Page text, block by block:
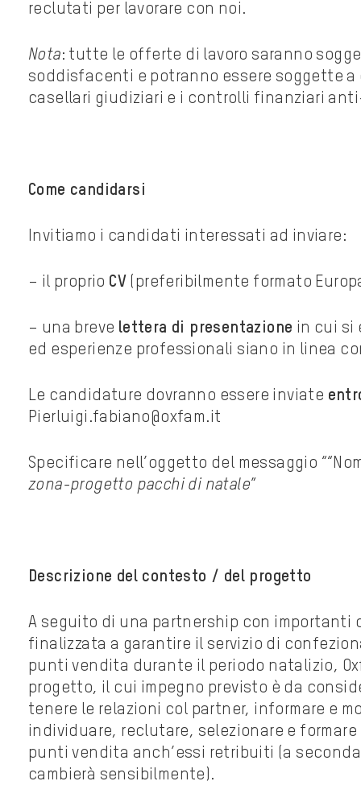
reclutati per lavorare con noi.
Nota: tutte le offerte di lavoro saranno
soddisfacenti e potranno essere soggette
casellari giudiziari e i controlli finanziari
Come candidarsi
Invitiamo i candidati interessati ad inviare:
– il proprio CV (preferibilmente formato
– una breve lettera di presentazione in cui si
ed esperienze professionali siano in linea
Le candidature dovranno essere inviate
Pierluigi.fabiano@oxfam.it
Specificare nell’oggetto del messaggio
zona-progetto pacchi di natale”
Descrizione del contesto / del progetto
A seguito di una partnership con importanti
finalizzata a garantire il servizio di
punti vendita durante il periodo natalizio,
progetto, il cui impegno previsto è da
tenere le relazioni col partner, informare e
individuare, reclutare, selezionare e
punti vendita anch’essi retribuiti (a
cambierà sensibilmente).